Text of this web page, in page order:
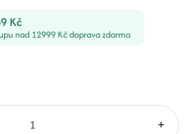
Kč
nad 12999 Kč doprava zdarma
+